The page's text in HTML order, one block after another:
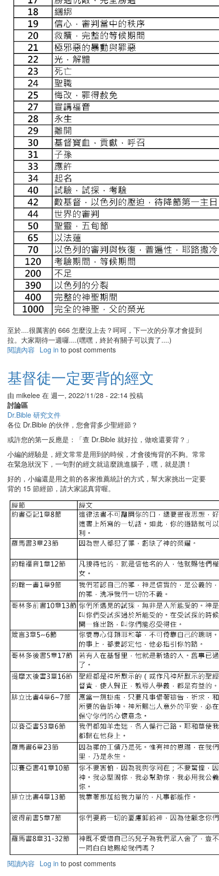
至於....很厲害的 666 怎麼沒上去？呵呵，下一次的分享才會提到
拉。大家期待一週囉....(嘿嘿，終於有關子可以賣了....)
閱讀內容 有
聖
經
的
字
Log in to post comments
基督徒一定要背的經文
由 mikelee 在 週一, 2022/11/28 - 22:14 投稿
討論區
Dr.Bible 研究文件
各位 Dr.Bible 的伙伴，您會背多少聖經節？
或許您的第一反應是：「查 Dr.Bible 就好拉，做啥還要背？」
小編的經驗是，經文常常是用到的時候，才會後悔背的不夠。常常
在緊急狀況下，一句對的經文就這麼跳進腦子，嘿，就是讚！
好的，小編還是用之前的各家推薦統計的方式，幫大家挑出一定要
背的 15 節經節，請大家認真背喔。
閱讀內容 有Log in to post comments